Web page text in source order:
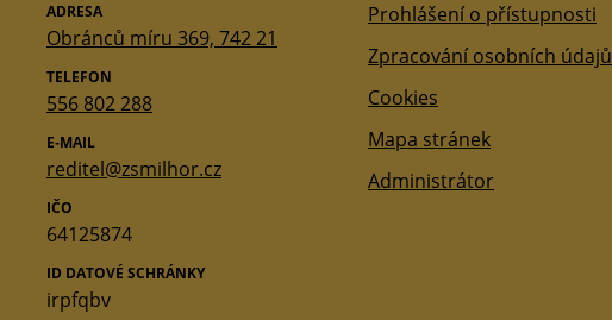
ADRESA
Obránců míru 369, 742 21
TELEFON
556 802 288
E-MAIL
reditel@zsmilhor.cz
IČO
64125874
ID DATOVÉ SCHRÁNKY
irpfqbv
Prohlášení o přístupnosti
Zpracování osobních údajů
Cookies
Mapa stránek
Administrátor